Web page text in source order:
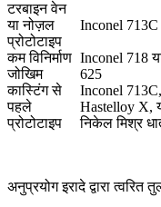
टरबाइन वेन
या नोज़ल
प्रोटोटाइप
Inconel
कम विनिर्माण
जोखिम
Inconel 718
625
कास्टिंग से
पहले
प्रोटोटाइप
Inconel 713C,
Hastelloy X,
निकेल मिश्र
अनुप्रयोग इरादे द्वारा त्वरित